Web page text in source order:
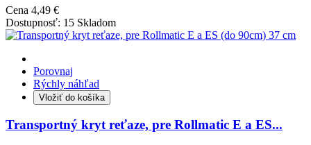
Cena 4,49 €
Dostupnosť: 15 Skladom
Porovnaj
Rýchly náhľad
Vložiť do košíka
Transportný kryt reťaze, pre Rollmatic E a ES...